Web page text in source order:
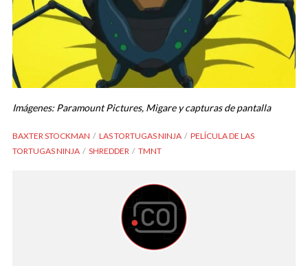
Imágenes: Paramount Pictures, Migare y capturas de pantalla
BAXTER STOCKMAN LAS TORTUGAS NINJA
PELÍCULA DE LAS
TORTUGAS NINJA
SHREDDER TMNT